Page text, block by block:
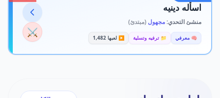
اسأله دينيه
منشئ التحدي:مجهول (مبتدئ)
🧠 معرفي 📁 ترفيه وتسلية ▶️ لعبها 1,482 ⚔️